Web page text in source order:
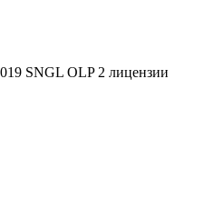
SNGL OLP 2 лицензии